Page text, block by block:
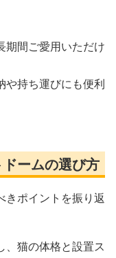
期間ご愛用いただけ
や持ち運びにも便利
ームの選び方
きポイントを振り返
、猫の体格と設置ス